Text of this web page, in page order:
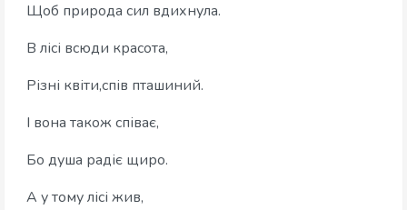
Щоб природа сил вдихнула.
В лісі всюди красота,
Різні квіти,спів пташиний.
І вона також співає,
Бо душа радіє щиро.
А у тому лісі жив,